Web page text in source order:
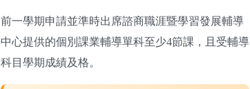
前一學期申請並準時出席諮商職涯暨學習發展輔導
中心提供的個別課業輔導單科至少4節課，且受輔導
科目學期成績及格。